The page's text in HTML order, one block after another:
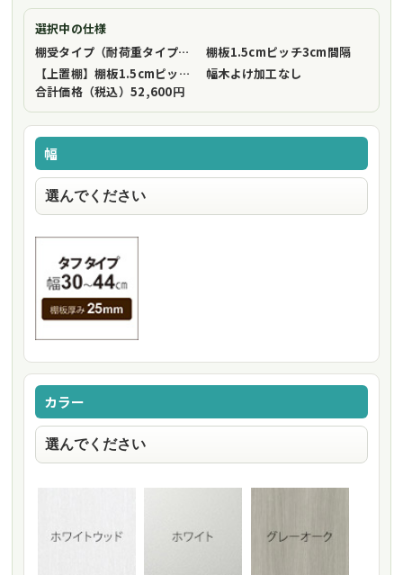
選択中の仕様
棚受タイプ（耐荷重タイプ）
フリーストップ棚受（標準仕様）
棚板1.5cmピッチ3cm間隔
【上置棚】棚板1.5cmピッチ
3cm間隔
幅木よけ加工なし
合計価格（税込）52,600円
幅
カラー